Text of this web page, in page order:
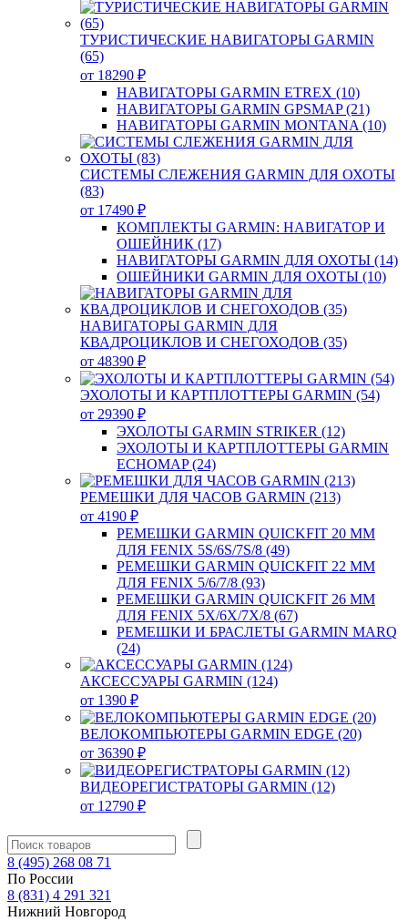
ТУРИСТИЧЕСКИЕ НАВИГАТОРЫ GARMIN
(65)
от 18290 ₽
НАВИГАТОРЫ GARMIN ETREX (10)
НАВИГАТОРЫ GARMIN GPSMAP (21)
НАВИГАТОРЫ GARMIN MONTANA (10)
СИСТЕМЫ СЛЕЖЕНИЯ GARMIN ДЛЯ ОХОТЫ
(83)
от 17490 ₽
КОМПЛЕКТЫ GARMIN: НАВИГАТОР И
ОШЕЙНИК (17)
НАВИГАТОРЫ GARMIN ДЛЯ ОХОТЫ (14)
ОШЕЙНИКИ GARMIN ДЛЯ ОХОТЫ (10)
НАВИГАТОРЫ GARMIN ДЛЯ
КВАДРОЦИКЛОВ И СНЕГОХОДОВ (35)
от 48390 ₽
ЭХОЛОТЫ И КАРТПЛОТТЕРЫ GARMIN (54)
от 29390 ₽
ЭХОЛОТЫ GARMIN STRIKER (12)
ЭХОЛОТЫ И КАРТПЛОТТЕРЫ GARMIN
ECHOMAP (24)
РЕМЕШКИ ДЛЯ ЧАСОВ GARMIN (213)
от 4190 ₽
РЕМЕШКИ GARMIN QUICKFIT 20 ММ
ДЛЯ FENIX 5S/6S/7S/8 (49)
РЕМЕШКИ GARMIN QUICKFIT 22 ММ
ДЛЯ FENIX 5/6/7/8 (93)
РЕМЕШКИ GARMIN QUICKFIT 26 ММ
ДЛЯ FENIX 5X/6X/7X/8 (67)
РЕМЕШКИ И БРАСЛЕТЫ GARMIN MARQ
(24)
АКСЕССУАРЫ GARMIN (124)
от 1390 ₽
ВЕЛОКОМПЬЮТЕРЫ GARMIN EDGE (20)
от 36390 ₽
ВИДЕОРЕГИСТРАТОРЫ GARMIN (12)
от 12790 ₽
8 (495) 268 08 71
По России
8 (831) 4 291 321
Нижний Новгород